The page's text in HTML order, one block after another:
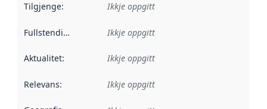
Tilgjenge: Ikkje oppgitt
Fullstendigheit Ikkje oppgitt
Aktualitet: Ikkje oppgitt
Relevans: Ikkje oppgitt